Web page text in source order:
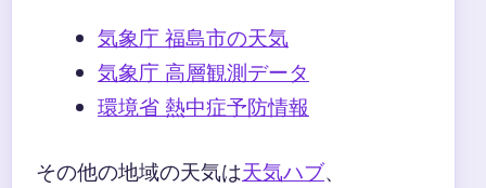
気象庁 福島市の天気
気象庁 高層観測データ
環境省 熱中症予防情報
その他の地域の天気は天気ハブ、